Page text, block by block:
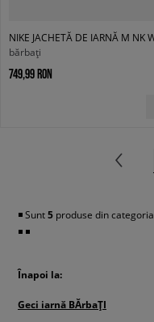
bărbați
749,99 RON
◾️ Sunt5 produse din categoria
◾️ ◾️
Înapoi la:
Geci iarnă BĂrbaȚI